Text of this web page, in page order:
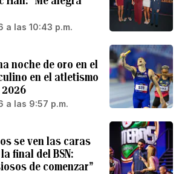
a las 10:43 p.m.
noche de oro en el
en el atletismo
2026
a las 9:57 p.m.
se ven las caras
final del BSN:
de comenzar”